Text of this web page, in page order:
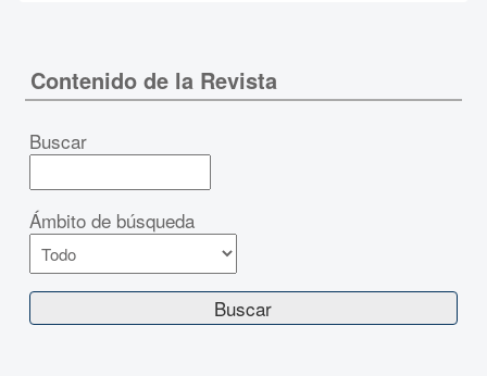
Contenido de la Revista
Buscar
Ámbito de búsqueda